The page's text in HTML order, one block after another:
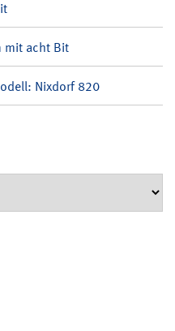
mit acht Bit
Nixdorf 820